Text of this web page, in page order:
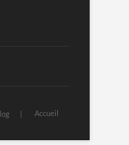
Accueil